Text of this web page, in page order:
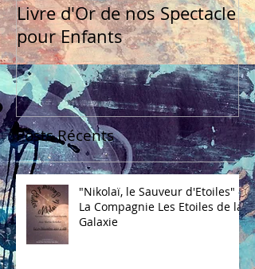
Livre d'Or de nos Spectacle
pour Enfants
Posts Récents
"Nikolaï, le Sauveur d'Etoiles" -
La Compagnie Les Etoiles de la
Galaxie